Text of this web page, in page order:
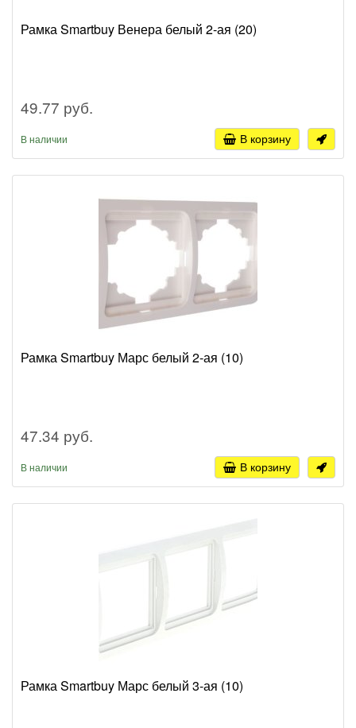
Рамка Smartbuy Венера белый 2-ая (20)
49.77 руб.
В наличии В корзину
Рамка Smartbuy Марс белый 2-ая (10)
47.34 руб.
В наличии В корзину
Рамка Smartbuy Марс белый 3-ая (10)